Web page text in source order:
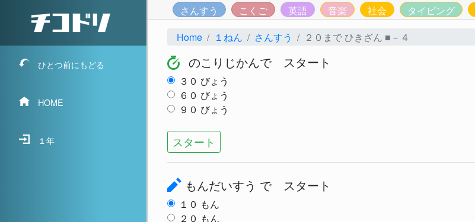
ひとつ前にもどる
HOME
１年
さんすう こくご 英語 音楽 社会 タイピング
Home
１ねん さんすう ２０まで ひきざん ■－４
のこりじかんで スタート
３０ びょう
６０ びょう
９０ びょう
スタート
もんだいすう で スタート
１０ もん
２０ もん